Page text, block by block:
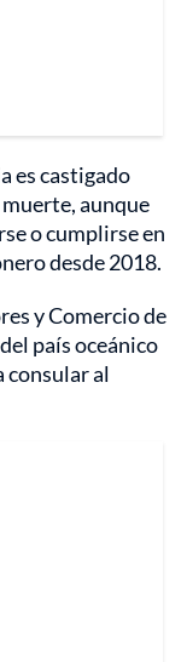
es castigado
aunque
o cumplirse en
desde 2018.
y Comercio de
país oceánico
consular al